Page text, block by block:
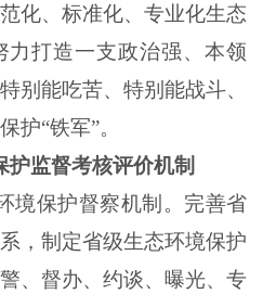
化、标准化、专业化生态
力打造一支政治强、本领
别能吃苦、特别能战斗、
护“铁军”。
护监督考核评价机制
境保护督察机制。完善省
，制定省级生态环境保护
、督办、约谈、曝光、专